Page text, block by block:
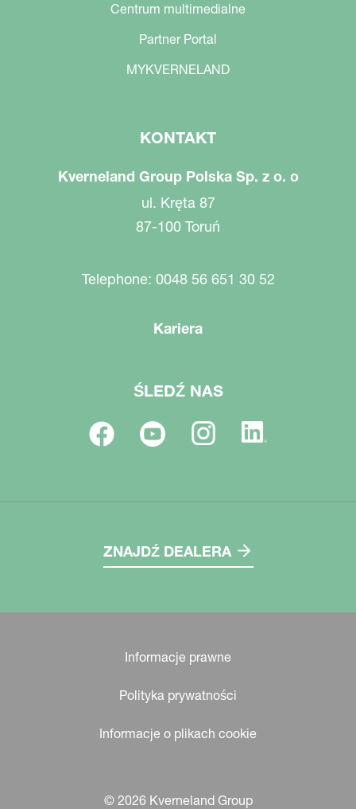
Centrum multimedialne
Partner Portal
MYKVERNELAND
KONTAKT
Kverneland Group Polska Sp. z o. o
ul. Kręta 87
87-100 Toruń
Telephone: 0048 56 651 30 52
Kariera
ŚLEDŹ NAS
ZNAJDŹ DEALERA
Informacje prawne
Polityka prywatności
Informacje o plikach cookie
© 2026 Kverneland Group